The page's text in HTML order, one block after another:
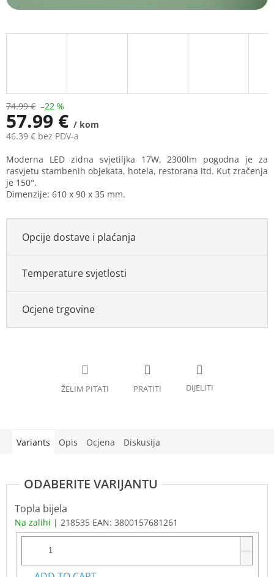
74.99 € –22 %
57.99 € / kom
46.39 € bez PDV-a
Measure
price:
Moderna LED zidna svjetiljka 17W, 2300lm pogodna je za
rasvjetu stambenih objekata, hotela, restorana itd. Kut zračenja
je 150°.
Dimenzije: 610 x 90 x 35 mm.
Opcije dostave i plaćanja
Temperature svjetlosti
Ocjene trgovine
Variants Opis Ocjena Diskusija
Topla bijela
Na zalihi | 218535 EAN: 3800157681261